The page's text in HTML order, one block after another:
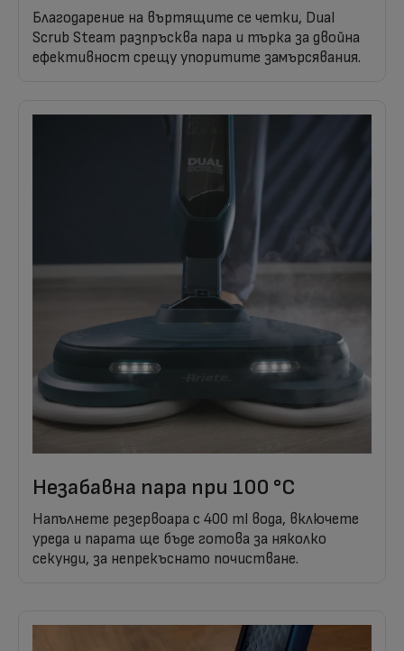
Незабавна пара при 100 °C
Напълнете резервоара с 400 ml вода, включете
уреда и парата ще бъде готова за няколко
секунди, за непрекъснато почистване.
Благодарение на въртящите се четки, Dual
Scrub Steam разпръсква пара и търка за двойна
ефективност срещу упоритите замърсявания.